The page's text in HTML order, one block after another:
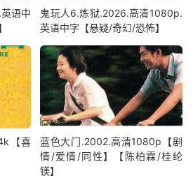
语中
鬼玩人6.炼狱.2026.高清1080p.
英语中字【悬疑/奇幻/恐怖】
【喜
蓝色大门.2002.高清1080p【剧
情/爱情/同性】【陈柏霖/桂纶
镁】